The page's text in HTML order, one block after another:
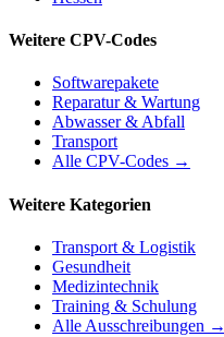
Weitere CPV-Codes
Softwarepakete
Reparatur & Wartung
Abwasser & Abfall
Transport
Alle CPV-Codes →
Weitere Kategorien
Transport & Logistik
Gesundheit
Medizintechnik
Training & Schulung
Alle Ausschreibungen →